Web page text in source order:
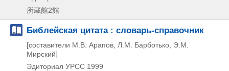
所蔵館2館
Библейская цитата : словарь-справочник
[составители М.В. Арапов, Л.М. Барботько, Э.М.
Мирский]
Эдиториал УРСС 1999